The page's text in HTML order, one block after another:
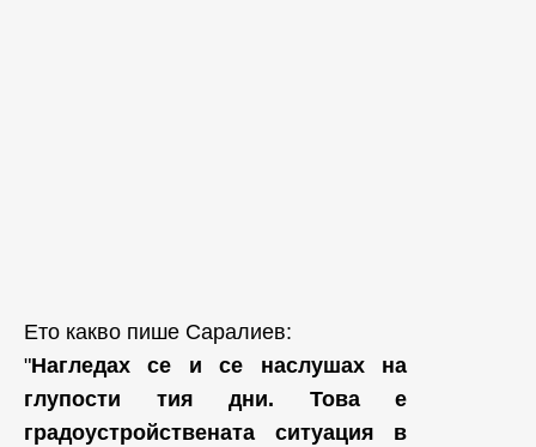
Ето какво пише Саралиев:
"Нагледах се и се наслушах на
глупости тия дни. Това е
градоустройствената ситуация в